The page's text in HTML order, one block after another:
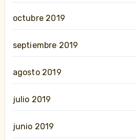
octubre 2019
septiembre 2019
agosto 2019
julio 2019
junio 2019